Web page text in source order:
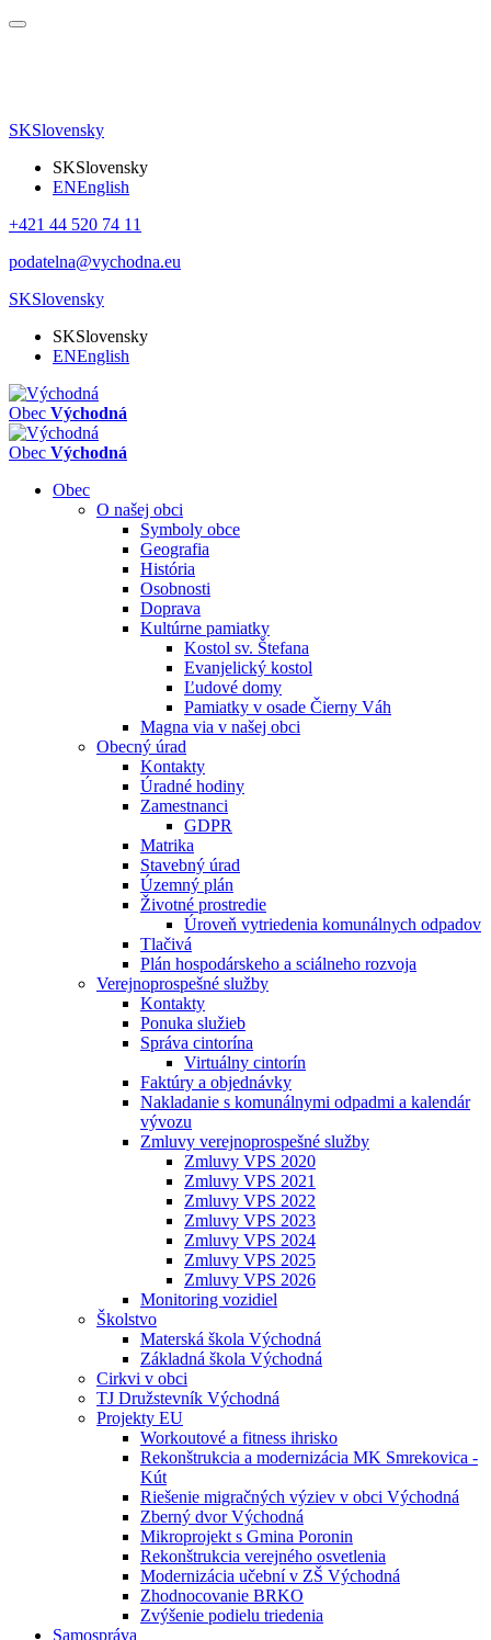
SKSlovensky
SKSlovensky
ENEnglish
+421 44 520 74 11
podatelna@vychodna.eu
SKSlovensky
SKSlovensky
ENEnglish
Obec Východná
Obec Východná
Obec
O našej obci
Symboly obce
Geografia
História
Osobnosti
Doprava
Kultúrne pamiatky
Kostol sv. Štefana
Evanjelický kostol
Ľudové domy
Pamiatky v osade Čierny Váh
Magna via v našej obci
Obecný úrad
Kontakty
Úradné hodiny
Zamestnanci
GDPR
Matrika
Stavebný úrad
Územný plán
Životné prostredie
Úroveň vytriedenia komunálnych odpadov
Tlačivá
Plán hospodárskeho a sciálneho rozvoja
Verejnoprospešné služby
Kontakty
Ponuka služieb
Správa cintorína
Virtuálny cintorín
Faktúry a objednávky
Nakladanie s komunálnymi odpadmi a kalendár
vývozu
Zmluvy verejnoprospešné služby
Zmluvy VPS 2020
Zmluvy VPS 2021
Zmluvy VPS 2022
Zmluvy VPS 2023
Zmluvy VPS 2024
Zmluvy VPS 2025
Zmluvy VPS 2026
Monitoring vozidiel
Školstvo
Materská škola Východná
Základná škola Východná
Cirkvi v obci
TJ Družstevník Východná
Projekty EU
Workoutové a fitness ihrisko
Rekonštrukcia a modernizácia MK Smrekovica -
Kút
Riešenie migračných výziev v obci Východná
Zberný dvor Východná
Mikroprojekt s Gmina Poronin
Rekonštrukcia verejného osvetlenia
Modernizácia učební v ZŠ Východná
Zhodnocovanie BRKO
Zvýšenie podielu triedenia
Samospráva